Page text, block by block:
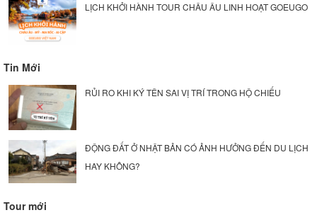
LỊCH KHỞI HÀNH TOUR CHÂU ÂU LINH HOẠT GOEUGO
Tin Mới
RỦI RO KHI KÝ TÊN SAI VỊ TRÍ TRONG HỘ CHIẾU
ĐỘNG ĐẤT Ở NHẬT BẢN CÓ ẢNH HƯỞNG ĐẾN DU LỊCH
HAY KHÔNG?
Tour mới